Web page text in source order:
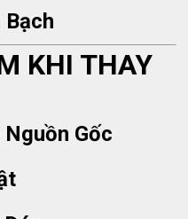
Bạch
KHI THAY
Gốc